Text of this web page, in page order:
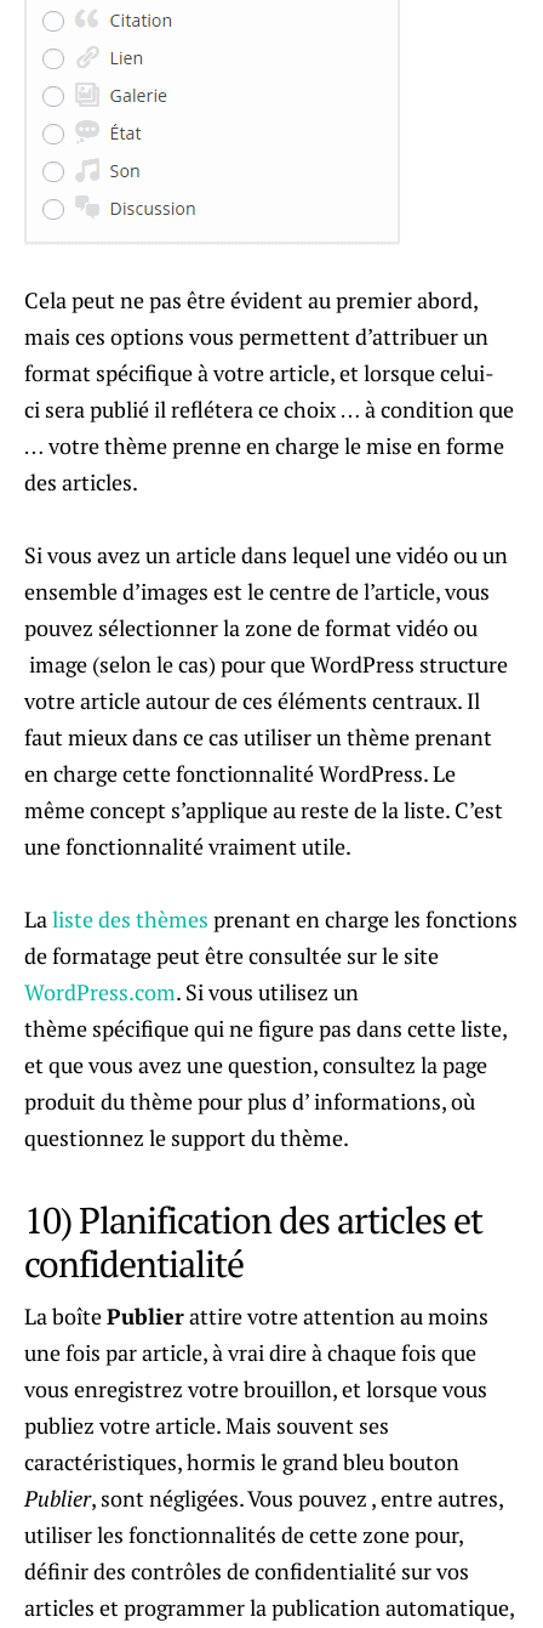
Cela peut ne pas être évident au premier abord,
mais ces options vous permettent d’attribuer un
format spécifique à votre article, et lorsque celui-
ci sera publié il reflétera ce choix … à condition que
… votre thème prenne en charge le mise en forme
des articles.
Si vous avez un article dans lequel une vidéo ou un
ensemble d’images est le centre de l’article, vous
pouvez sélectionner la zone de format vidéo ou
image (selon le cas) pour que WordPress structure
votre article autour de ces éléments centraux. Il
faut mieux dans ce cas utiliser un thème prenant
en charge cette fonctionnalité WordPress. Le
même concept s’applique au reste de la liste. C’est
une fonctionnalité vraiment utile.
Laliste des thèmes prenant en charge les fonctions
de formatage peut être consultée sur le site
WordPress.com. Si vous utilisez un
thème spécifique qui ne figure pas dans cette liste,
et que vous avez une question, consultez la page
produit du thème pour plus d’ informations, où
questionnez le support du thème.
10) Planification des articles et
confidentialité
La boîtePublierattire votre attention au moins
une fois par article, à vrai dire à chaque fois que
vous enregistrez votre brouillon, et lorsque vous
publiez votre article. Mais souvent ses
caractéristiques, hormis le grand bleu bouton
Publier, sont négligées. Vous pouvez , entre autres,
utiliser les fonctionnalités de cette zone pour,
définir des contrôles de confidentialité sur vos
articles et programmer la publication automatique,